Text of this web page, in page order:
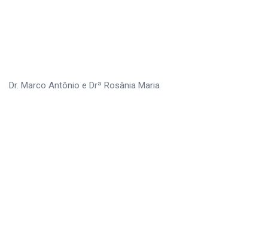
Dr. Marco Antônio e Drª Rosânia Maria